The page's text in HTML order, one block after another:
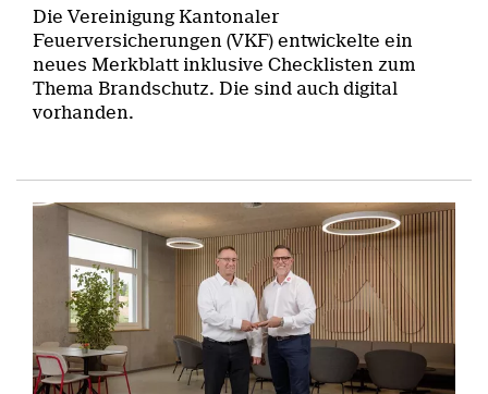
Die Vereinigung Kantonaler
Feuerversicherungen (VKF) entwickelte ein
neues Merkblatt inklusive Checklisten zum
Thema Brandschutz. Die sind auch digital
vorhanden.